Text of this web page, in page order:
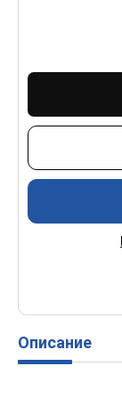
Описание